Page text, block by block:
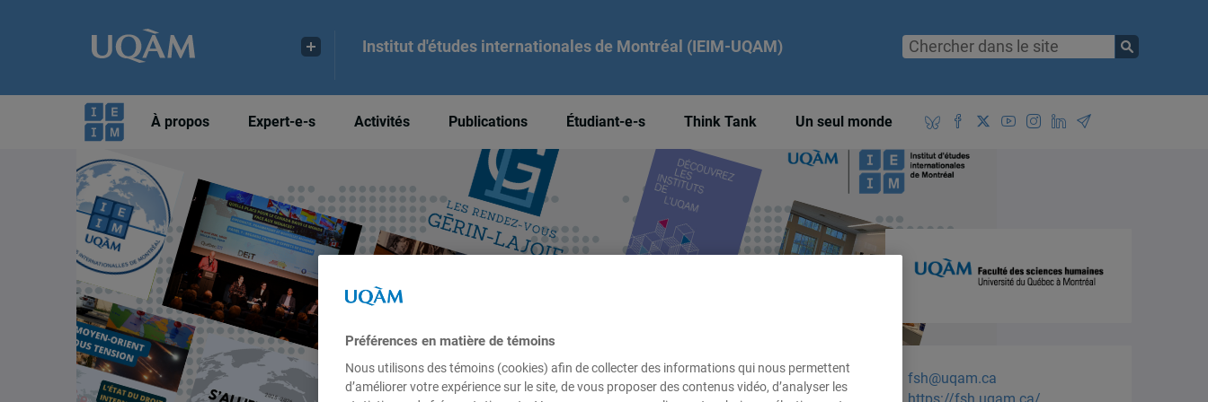
Institut d'études internationales de Montréal (IEIM-UQAM)
À propos Expert-e-s Activités Publications Étudiant-e-s Think Tank Un seul monde
fsh@uqam.ca
Préférences en matière de témoins
Nous utilisons des témoins (cookies) afin de collecter des informations qui nous permettent
d’améliorer votre expérience sur le site, de vous proposer des contenus vidéo, d’analyser les